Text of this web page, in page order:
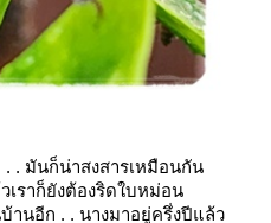
. มันก็น่าสงสารเหมือนกัน
ราก็ยังต้องริดใบหม่อน
านอีก . . นางมาอยู่ครึ่งปีแล้ว